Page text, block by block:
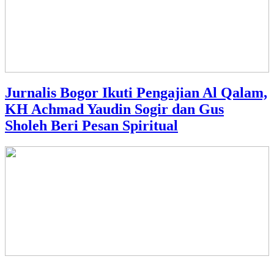
Jurnalis Bogor Ikuti Pengajian Al Qalam,
KH Achmad Yaudin Sogir dan Gus
Sholeh Beri Pesan Spiritual